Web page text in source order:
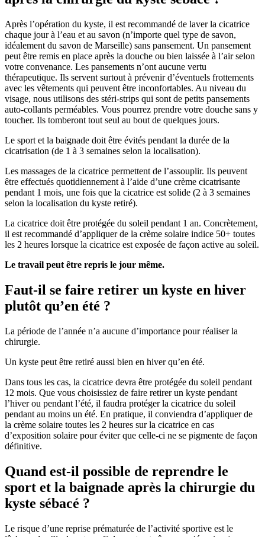
Après l’opération du kyste, il est recommandé de laver la cicatrice
chaque jour à l’eau et au savon (n’importe quel type de savon,
idéalement du savon de Marseille) sans pansement. Un pansement
peut être remis en place après la douche ou bien laissée à l’air selon
votre convenance. Les pansements n’ont aucune vertu
thérapeutique. Ils servent surtout à prévenir d’éventuels frottements
avec les vêtements qui peuvent être inconfortables. Au niveau du
visage, nous utilisons des stéri-strips qui sont de petits pansements
auto-collants perméables. Vous pourrez prendre votre douche sans y
toucher. Ils tomberont tout seul au bout de quelques jours.
Le sport et la baignade doit être évités pendant la durée de la
cicatrisation (de 1 à 3 semaines selon la localisation).
Les massages de la cicatrice permettent de l’assouplir. Ils peuvent
être effectués quotidiennement à l’aide d’une crème cicatrisante
pendant 1 mois, une fois que la cicatrice est solide (2 à 3 semaines
selon la localisation du kyste retiré).
La cicatrice doit être protégée du soleil pendant 1 an. Concrètement,
il est recommandé d’appliquer de la crème solaire indice 50+ toutes
les 2 heures lorsque la cicatrice est exposée de façon active au soleil.
Le travail peut être repris le jour même.
Faut-il se faire retirer un kyste en hiver
plutôt qu’en été ?
La période de l’année n’a aucune d’importance pour réaliser la
chirurgie.
Un kyste peut être retiré aussi bien en hiver qu’en été.
Dans tous les cas, la cicatrice devra être protégée du soleil pendant
12 mois. Que vous choisissiez de faire retirer un kyste pendant
l’hiver ou pendant l’été, il faudra protéger la cicatrice du soleil
pendant au moins un été. En pratique, il conviendra d’appliquer de
la crème solaire toutes les 2 heures sur la cicatrice en cas
d’exposition solaire pour éviter que celle-ci ne se pigmente de façon
définitive.
Quand est-il possible de reprendre le
sport et la baignade après la chirurgie du
kyste sébacé ?
Le risque d’une reprise prématurée de l’activité sportive est le